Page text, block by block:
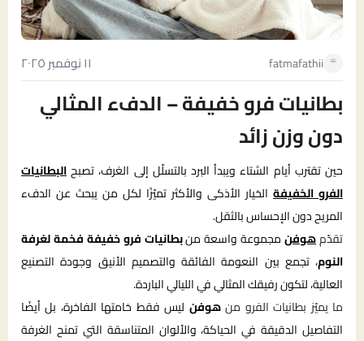
fatmafathii ١١ نوفمبر ٢٠٢٥
بطانيات فرو خفيفة – الدفء المثالي
دون وزن زائد
حين تقترب أيام الشتاء ويبدأ البرد بالتسلّل إلى الغرف، تصبحالبطانيات
الفرو الخفيفة الخيار الأذكى والأكثر تميّزًا لكل من يبحث عن الدفء
المريح دون الإحساس بالثقل.
تقدّمهوفنمجموعة واسعة منبطانيات فرو خفيفة فخمة لغرفة
النوم، تجمع بين النعومة الفائقة والتصميم الأنيق وجودة التصنيع
العالية، لتكون رفيقك المثالي في الليالي الباردة.
ما يميّز بطانيات الفرو منهوفن ليس فقط خامتها الفاخرة، بل أيضًا
التفاصيل الدقيقة في الحياكة، والألوان المتناسقة التي تمنح الغرفة